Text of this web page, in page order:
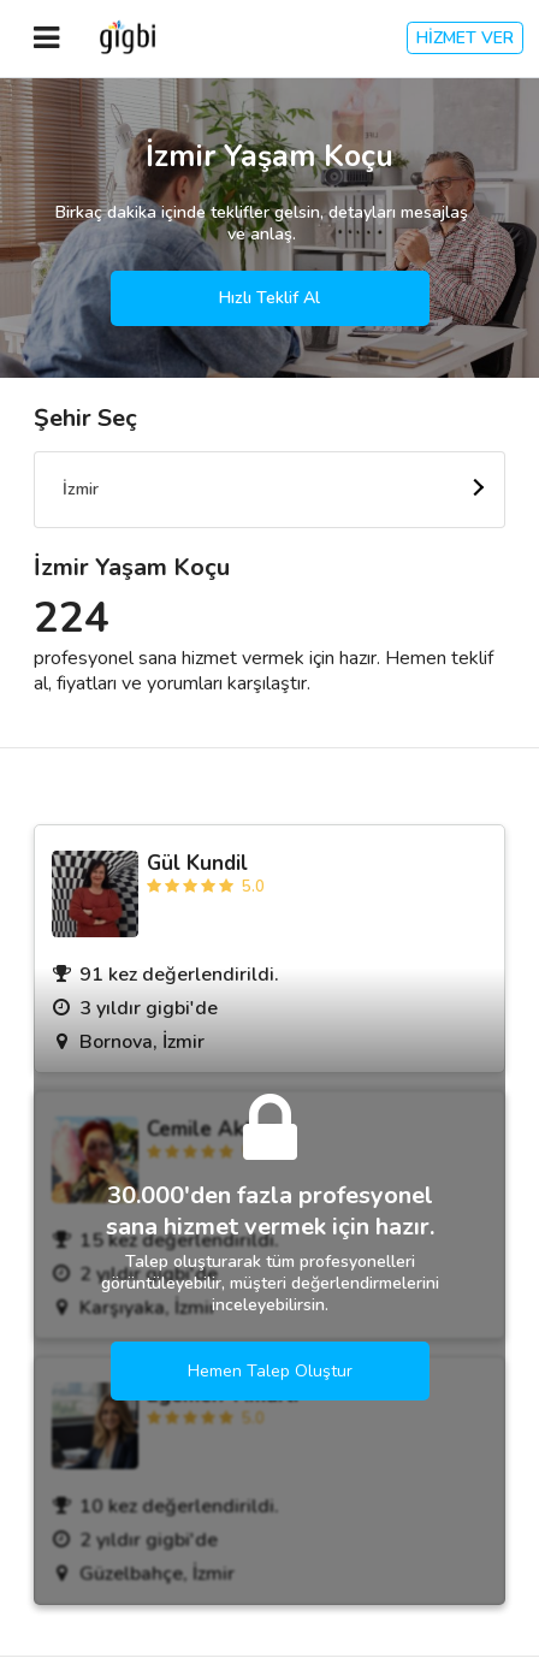
HİZMET VER
Anasayfa
Giriş Yap
Kayıt Ol
Kategoriler
🎈 Biz Kimiz?
🌟 Müşteri Değerlendirmeleri
Destek
İletişim
İzmir Yaşam Koçu
Birkaç dakika içinde teklifler gelsin, detayları mesajlaş
ve anlaş.
Hızlı Teklif Al
Şehir Seç
İzmir
İzmir Yaşam Koçu
224
profesyonel sana hizmet vermek için hazır. Hemen teklif
al, fiyatları ve yorumları karşılaştır.
Gül Kundil
5.0
91 kez değerlendirildi.
3 yıldır gigbi'de
Bornova, İzmir
Cemile Aktan
5.0
15 kez değerlendirildi.
2 yıldır gigbi'de
Karşıyaka, İzmir
Egemen Timarlı
5.0
10 kez değerlendirildi.
2 yıldır gigbi'de
Güzelbahçe, İzmir
30.000'den fazla profesyonel
sana hizmet vermek için hazır.
Talep oluşturarak tüm profesyonelleri
görüntüleyebilir, müşteri değerlendirmelerini
inceleyebilirsin.
Hemen Talep Oluştur